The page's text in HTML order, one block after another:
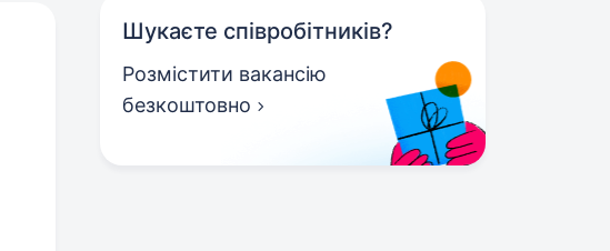
Шукаєте співробітників?
Розмістити вакансію
безкоштовно